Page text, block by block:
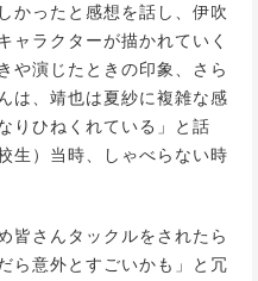
かったと感想を話し、伊吹
ャラクターが描かれていく
や演じたときの印象、さら
は、靖也は夏紗に複雑な感
りひねくれている」と話
生）当時、しゃべらない時
皆さんタックルをされたら
ら意外とすごいかも」と冗